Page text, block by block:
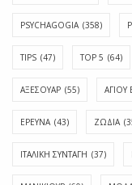
PSYCHAGOGIA (358)
TIPS (47) TOP 5 (64)
ΑΞΕΣΟΥΑΡ (55) ΑΓΊΟΥ
ΕΡΕΥΝΑ (43) ΖΩΔΙΑ
ΙΤΑΛΙΚΗ ΣΥΝΤΑΓΗ (37)